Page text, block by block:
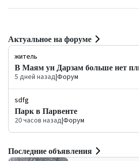
Актуальное на форуме
житель
В Маям ун Дарзам больше нет
5 дней назад|Форум
sdfg
Парк в Парвенте
20 часов назад|Форум
Последние объявления